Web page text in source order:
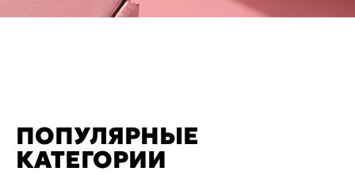
ПОПУЛЯРНЫЕ
КАТЕГОРИИ